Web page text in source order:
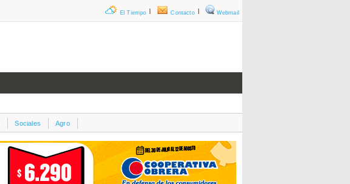
Webmail
|
Contacto
|
El Tiempo
Sociales Agro